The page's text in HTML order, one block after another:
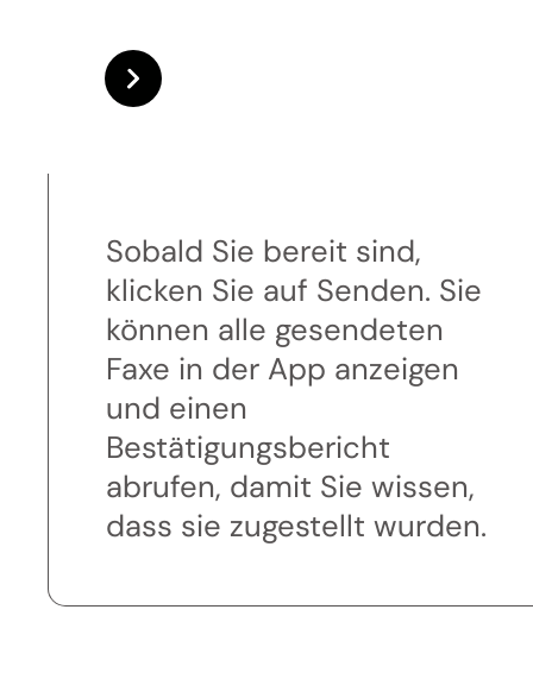
Sobald Sie bereit sind,
klicken Sie auf Senden. Sie
können alle gesendeten
Faxe in der App anzeigen
und einen
Bestätigungsbericht
abrufen, damit Sie wissen,
dass sie zugestellt wurden.